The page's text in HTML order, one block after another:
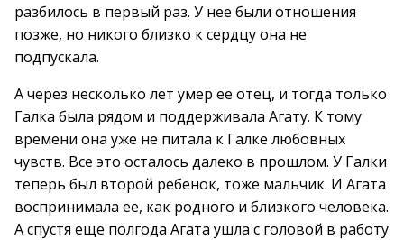
разбилось в первый раз. У нее были отношения
позже, но никого близко к сердцу она не
подпускала.
А через несколько лет умер ее отец, и тогда только
Галка была рядом и поддерживала Агату. К тому
времени она уже не питала к Галке любовных
чувств. Все это осталось далеко в прошлом. У Галки
теперь был второй ребенок, тоже мальчик. И Агата
воспринимала ее, как родного и близкого человека.
А спустя еще полгода Агата ушла с головой в работу